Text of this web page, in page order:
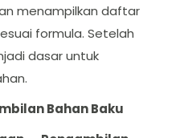
menampilkan daftar
formula. Setelah
dasar untuk
Bahan Baku